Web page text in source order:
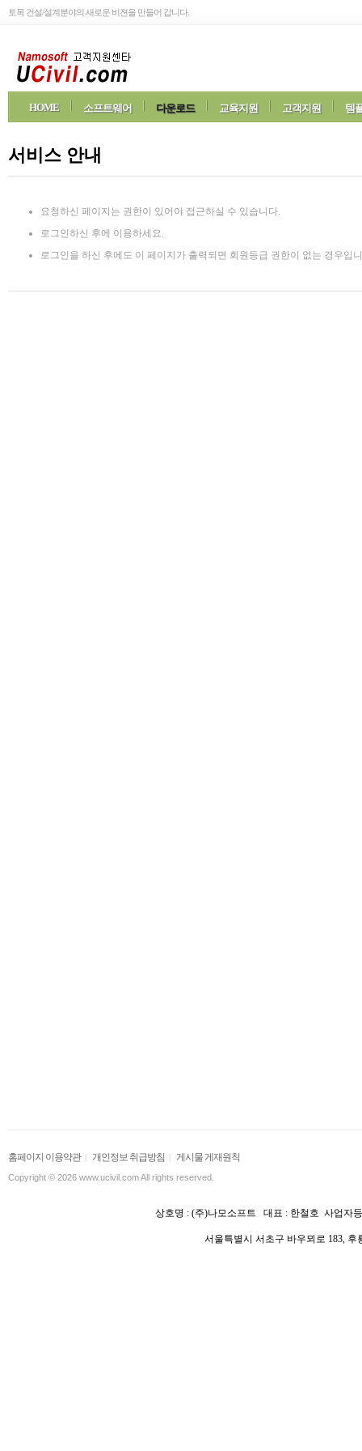
토목 건설/설계분야의 새로운 비젼을 만들어 갑니다.
HOME 소프트웨어 다운로드 교육지원 고객지원 템
서비스 안내
요청하신 페이지는 권한이 있어야 접근하실 수 있습니다.
로그인하신 후에 이용하세요.
로그인을 하신 후에도 이 페이지가 출력되면 회원등급 권한이 없는 경우입
홈페이지 이용약관| 개인정보 취급방침 | 게시물 게재원칙
Copyright © 2026 www.ucivil.com All rights reserved.
상호명 : (주)나모소프트 대표 : 한철호 사업자
서울특별시 서초구 바우뫼로 183,